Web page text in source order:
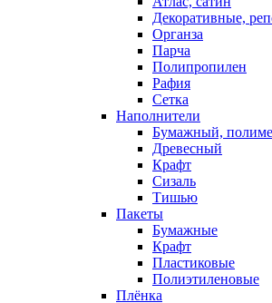
Декоративные,
Органза
Парча
Полипропилен
Рафия
Сетка
Наполнители
Бумажный,
Древесный
Крафт
Сизаль
Тишью
Пакеты
Бумажные
Крафт
Пластиковые
Полиэтиленовые
Плёнка